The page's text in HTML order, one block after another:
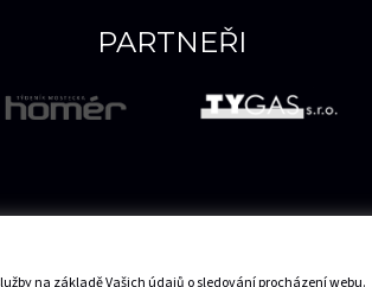
PARTNEŘI